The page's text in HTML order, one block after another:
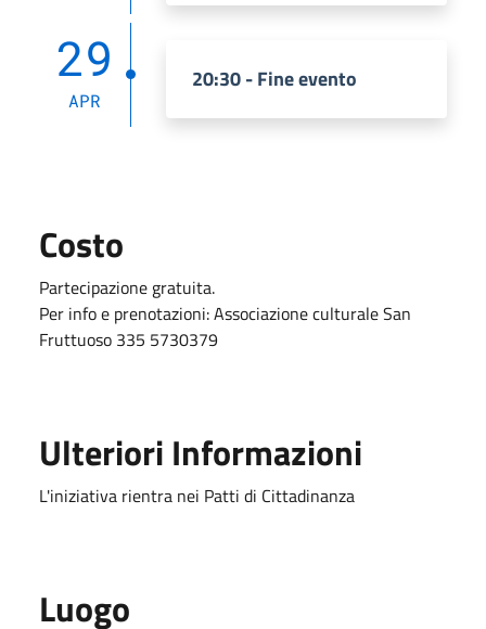
29
APR
20:30 - Fine evento
Costo
Partecipazione gratuita.
Per info e prenotazioni: Associazione culturale San
Fruttuoso 335 5730379
Ulteriori Informazioni
L'iniziativa rientra nei Patti di Cittadinanza
Luogo